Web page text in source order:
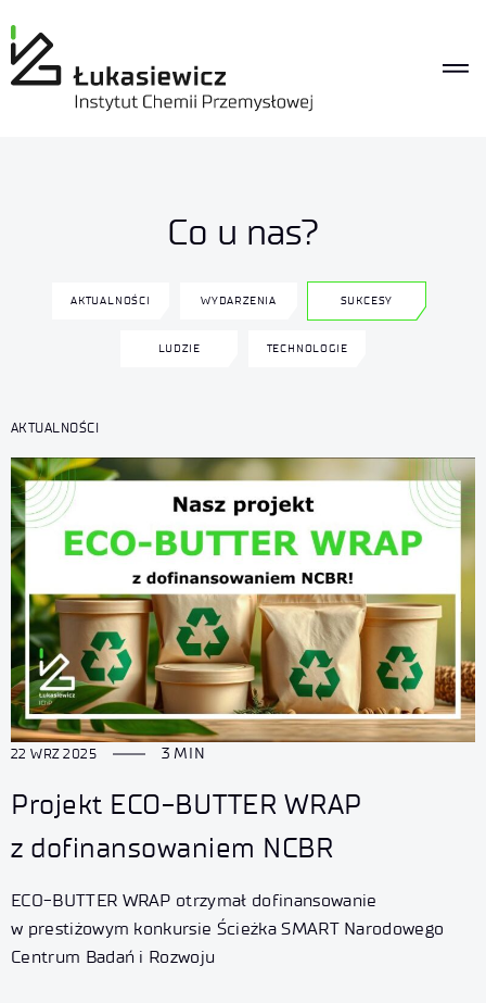
Co u nas?
AKTUALNOŚCI WYDARZENIA SUKCESY
LUDZIE TECHNOLOGIE
AKTUALNOŚCI
22 WRZ 2025 3 MIN
Projekt ECO-BUTTER WRAP
z dofinansowaniem NCBR
ECO-BUTTER WRAP otrzymał dofinansowanie
w prestiżowym konkursie Ścieżka SMART Narodowego
Centrum Badań i Rozwoju